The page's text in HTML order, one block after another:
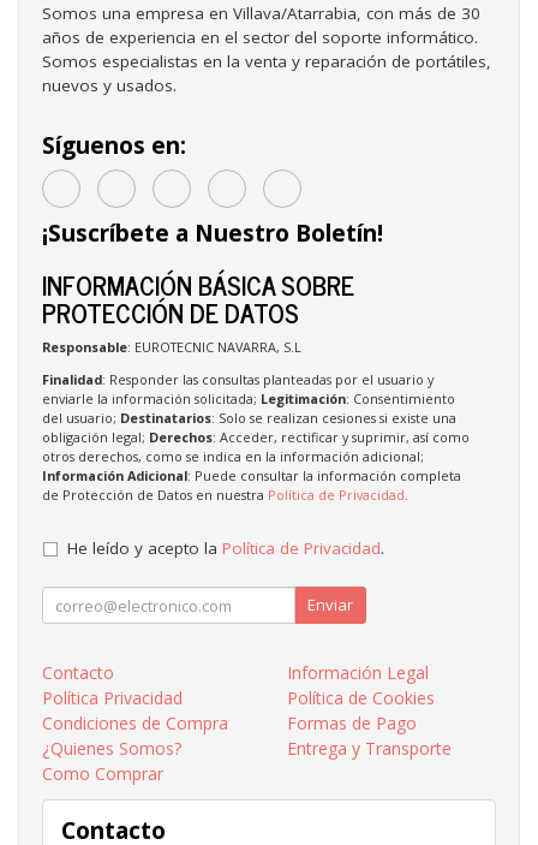
Somos una empresa en Villava/Atarrabia, con más de 30
años de experiencia en el sector del soporte informático.
Somos especialistas en la venta y reparación de portátiles,
nuevos y usados.
Síguenos en:
¡Suscríbete a Nuestro Boletín!
INFORMACIÓN BÁSICA SOBRE
PROTECCIÓN DE DATOS
Responsable: EUROTECNIC NAVARRA, S.L
Finalidad: Responder las consultas planteadas por el usuario y
enviarle la información solicitada; Legitimación: Consentimiento
del usuario; Destinatarios: Solo se realizan cesiones si existe una
obligación legal; Derechos: Acceder, rectificar y suprimir, así como
otros derechos, como se indica en la información adicional;
Información Adicional: Puede consultar la información completa
de Protección de Datos en nuestra Política de Privacidad
He leído y acepto la Política de Privacidad.
Enviar
Contacto
Información Legal
Política Privacidad
Política de Cookies
Condiciones de Compra
Formas de Pago
¿Quienes Somos?
Entrega y Transporte
Como Comprar
Contacto